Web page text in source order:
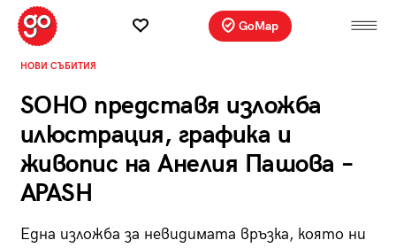
GoMap
НОВИ СЪБИТИЯ
SOHO представя изложба
илюстрация, графика и
живопис на Анелия Пашова –
APASH
Една изложба за невидимата връзка, която ни